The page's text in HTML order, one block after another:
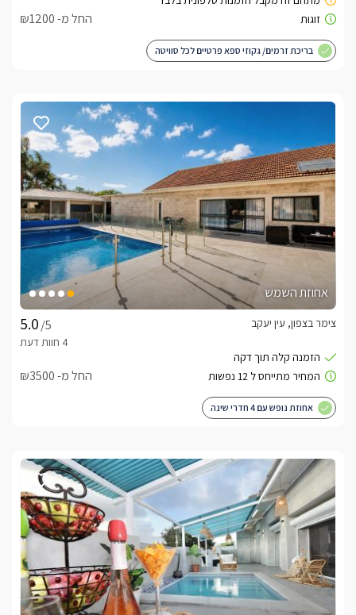
החל מ- ₪1200
בריכת זרמים/ גקוזי ספא פרטיים לכל סוויטה
אחוזת השמש
/5
צימר בצפון, עין יעקב
החל מ- ₪3500
אחוזת נופש עם 4 חדרי שינה